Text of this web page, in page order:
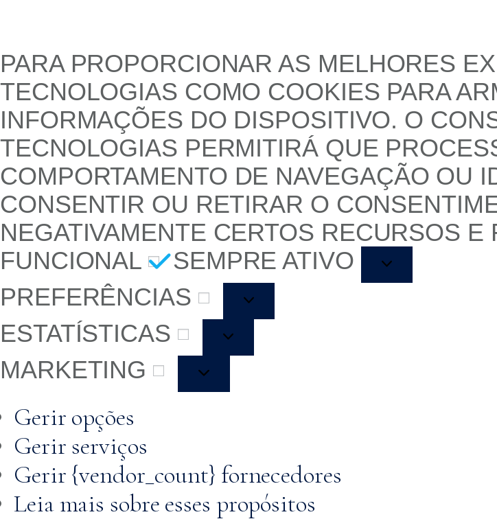
PARA PROPORCIONAR AS MELHORES
TECNOLOGIAS COMO COOKIES PARA
INFORMAÇÕES DO DISPOSITIVO. O
TECNOLOGIAS PERMITIRÁ QUE
COMPORTAMENTO DE NAVEGAÇÃO OU
CONSENTIR OU RETIRAR O
NEGATIVAMENTE CERTOS RECURSOS E
FUNCIONAL
SEMPRE ATIVO
PREFERÊNCIAS
ESTATÍSTICAS
MARKETING
Gerir opções
Gerir serviços
Gerir {vendor_count} fornecedores
Leia mais sobre esses propósitos